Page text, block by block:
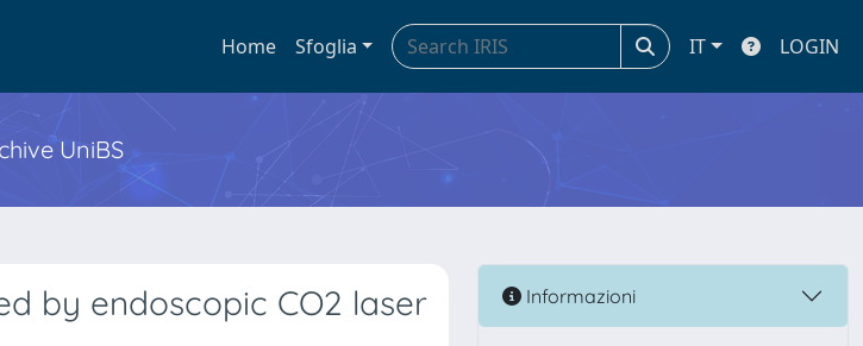
Home Sfoglia IT LOGIN
UniBS
by endoscopic CO2 laser
Informazioni